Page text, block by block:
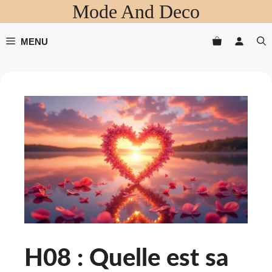
au
contenu
Mode And Deco
MENU
H08 : Quelle est sa